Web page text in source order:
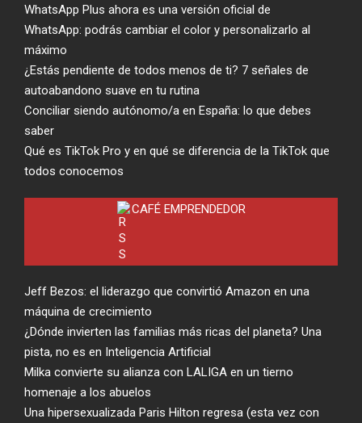
WhatsApp Plus ahora es una versión oficial de
WhatsApp: podrás cambiar el color y personalizarlo al
máximo
¿Estás pendiente de todos menos de ti? 7 señales de
autoabandono suave en tu rutina
Conciliar siendo autónomo/a en España: lo que debes
saber
Qué es TikTok Pro y en qué se diferencia de la TikTok que
todos conocemos
CAFÉ EMPRENDEDOR
Jeff Bezos: el liderazgo que convirtió Amazon en una
máquina de crecimiento
¿Dónde invierten las familias más ricas del planeta? Una
pista, no es en Inteligencia Artificial
Milka convierte su alianza con LALIGA en un tierno
homenaje a los abuelos
Una hipersexualizada Paris Hilton regresa (esta vez con